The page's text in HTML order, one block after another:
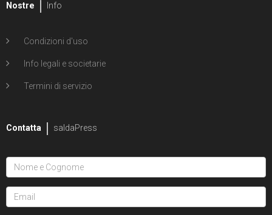
Nostre Info
Condizioni d'uso
Info legali e societarie
Termini di servizio
Contatta saldaPress